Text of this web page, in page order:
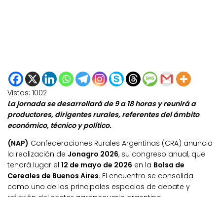
Vistas: 1002
La jornada se desarrollará de 9 a 18 horas y reunirá a
productores, dirigentes rurales, referentes del ámbito
económico, técnico y político.
(NAP) Confederaciones Rurales Argentinas (CRA) anuncia
la realización de Jonagro 2026, su congreso anual, que
tendrá lugar el 12 de mayo de 2026 en la Bolsa de
Cereales de Buenos Aires. El encuentro se consolida
como uno de los principales espacios de debate y